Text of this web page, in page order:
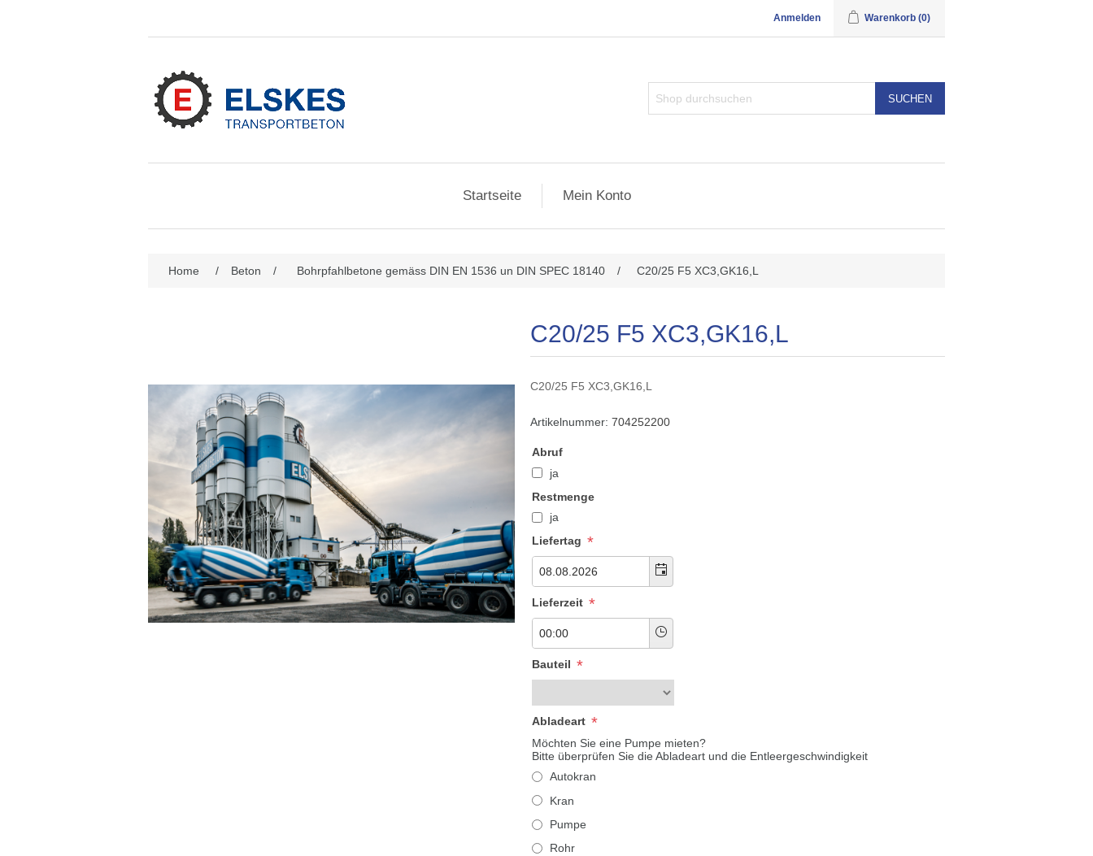
Anmelden Warenkorb (0)
SUCHEN
Startseite Mein Konto
Home / Beton / Bohrpfahlbetone gemäss DIN EN 1536 un DIN SPEC 18140 / C20/25 F5 XC3,GK16,L
C20/25 F5 XC3,GK16,L
C20/25 F5 XC3,GK16,L
Artikelnummer: 704252200
Abruf
ja
Restmenge
ja
Liefertag *
Lieferzeit *
Bauteil *
Abladeart *
Möchten Sie eine Pumpe mieten?
Bitte überprüfen Sie die Abladeart und die Entleergeschwindigkeit
Autokran
Kran
Pumpe
Rohr